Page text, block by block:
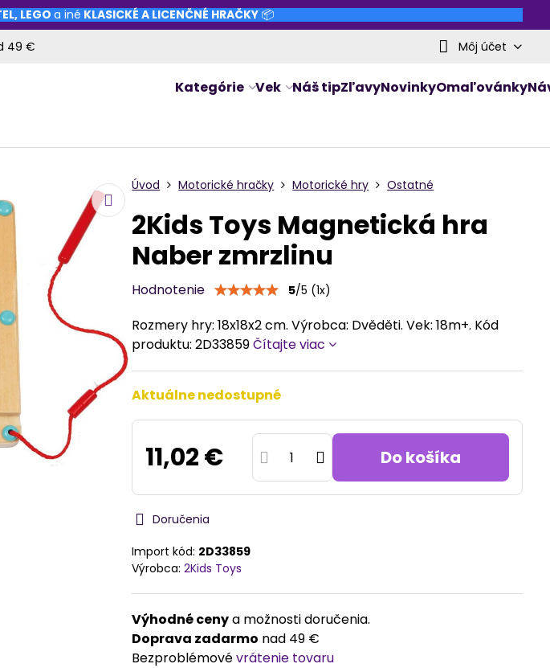
, LEGO a iné KLASICKÉ A LICENČNÉ HRAČKY📦
49 € Môj účet
Kategórie Vek Náš tipZľavyNovinkyOmaľovánky
Úvod Motorické hračky Motorické hry Ostatné
2Kids Toys Magnetická hra
Naber zmrzlinu
Hodnotenie 5/5 (1x)
Rozmery hry: 18x18x2 cm. Výrobca: Dvěděti. Vek: 18m+. Kód
produktu: 2D33859Čítajte viac
Aktuálne nedostupné
11,02 € Do košíka
Doručenia
Import kód: 2D33859
Výrobca:2Kids Toys
Výhodné cenya možnosti doručenia.
Doprava zadarmo nad 49 €
Bezproblémovévrátenie tovaru